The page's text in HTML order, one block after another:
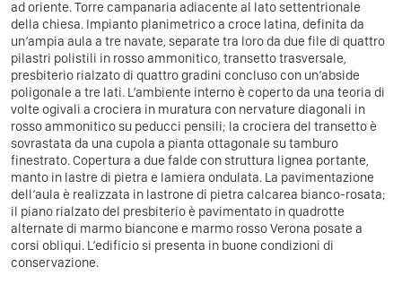
ad oriente. Torre campanaria adiacente al lato settentrionale
della chiesa. Impianto planimetrico a croce latina, definita da
un’ampia aula a tre navate, separate tra loro da due file di quattro
pilastri polistili in rosso ammonitico, transetto trasversale,
presbiterio rialzato di quattro gradini concluso con un’abside
poligonale a tre lati. L’ambiente interno è coperto da una teoria di
volte ogivali a crociera in muratura con nervature diagonali in
rosso ammonitico su peducci pensili; la crociera del transetto è
sovrastata da una cupola a pianta ottagonale su tamburo
finestrato. Copertura a due falde con struttura lignea portante,
manto in lastre di pietra e lamiera ondulata. La pavimentazione
dell’aula è realizzata in lastrone di pietra calcarea bianco-rosata;
il piano rialzato del presbiterio è pavimentato in quadrotte
alternate di marmo biancone e marmo rosso Verona posate a
corsi obliqui. L’edificio si presenta in buone condizioni di
conservazione.